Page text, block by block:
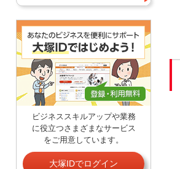
ビジネススキルアップや業務
に役立つさまざまなサービス
をご用意しています。
大塚IDでログイン